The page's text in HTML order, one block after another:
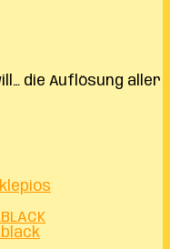
die Auflösung aller